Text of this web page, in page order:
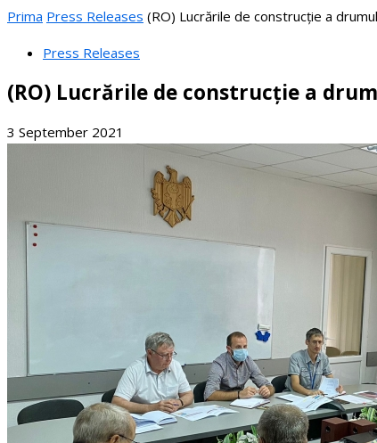
Prima Press Releases (RO) Lucrările de construcție a
Press Releases
(RO) Lucrările de construcție a
3 September 2021